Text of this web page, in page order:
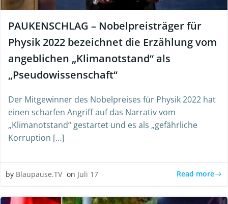
PAUKENSCHLAG – Nobelpreisträger für
Physik 2022 bezeichnet die Erzählung vom
angeblichen „Klimanotstand“ als
„Pseudowissenschaft“
Der Mitgewinner des Nobelpreises für Physik 2022 hat
einen scharfen Angriff auf das Narrativ vom
„Klimanotstand“ gestartet und es als „gefährliche
Korruption […]
by Blaupause.TV on Juli 17 Read more